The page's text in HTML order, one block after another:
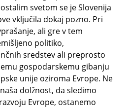
svetom se je Slovenija
vključila dokaj pozno. Pri
ali gre v tem
politiko,
sredstev ali preprosto
gospodarskemu gibanju
unije oziroma Evrope. Ne
dolžnost, da sledimo
Evrope, ostanemo